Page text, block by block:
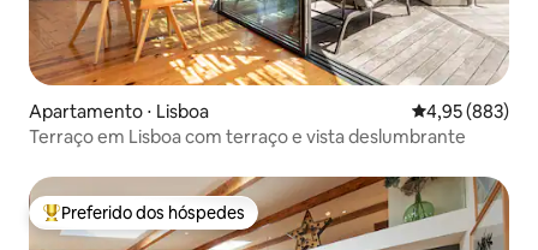
Apartamento ⋅ Lisboa 4,95 de uma
4,95 (883)
Terraço em Lisboa com terraço e vista deslumbrante
Entre os melhores preferidos dos hóspedes
Preferido dos hóspedes